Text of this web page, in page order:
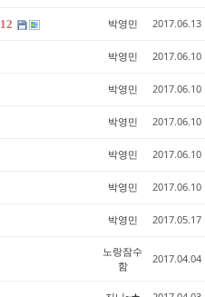
12 박영민 2017.06.13
박영민 2017.06.10
박영민 2017.06.10
박영민 2017.06.10
박영민 2017.06.10
박영민 2017.06.10
박영민 2017.05.17
노랑잠수
함
2017.04.04